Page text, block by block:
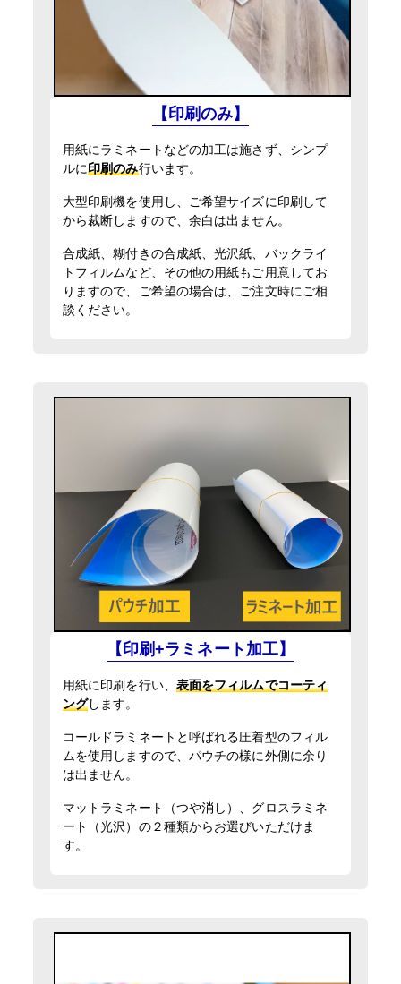
激安便
13時までの入稿・校了で当日発送
通常便 円
入稿・校了から3時間（要確認）【印刷のみ】
用紙にラミネートなどの加工は施さず、シンプ
ルに印刷のみ行います。
大型印刷機を使用し、ご希望サイズに印刷して
から裁断しますので、余白は出ません。
合成紙、糊付きの合成紙、光沢紙、バックライ
トフィルムなど、その他の用紙もご用意してお
りますので、ご希望の場合は、ご注文時にご相
談ください。
【印刷+ラミネート加工】
用紙に印刷を行い、 表面をフィルムでコーティ
ングします。
コールドラミネートと呼ばれる圧着型のフィル
ムを使用しますので、パウチの様に外側に余り
は出ません。
マットラミネート（つや消し）、グロスラミネ
ート（光沢）の２種類からお選びいただけま
す。